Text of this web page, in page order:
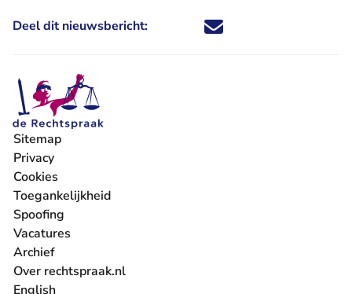
Deel dit nieuwsbericht: Deel dit nieuwsbericht via X -
Deel dit nieuwsbericht via
Deel dit nieuwsbericht
Deel dit
Sitemap
Privacy
Cookies
Toegankelijkheid
Spoofing
Vacatures
- U verlaat Rechtspraak.nl
Archief
Over rechtspraak.nl
English